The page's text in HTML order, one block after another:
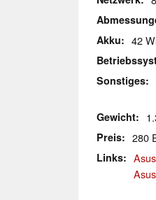
Akku 42
Sonstiges
Gewicht
Preis 280
Links